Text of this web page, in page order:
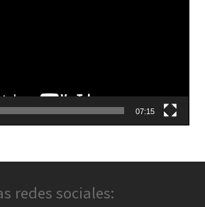
07:15
redes sociales: